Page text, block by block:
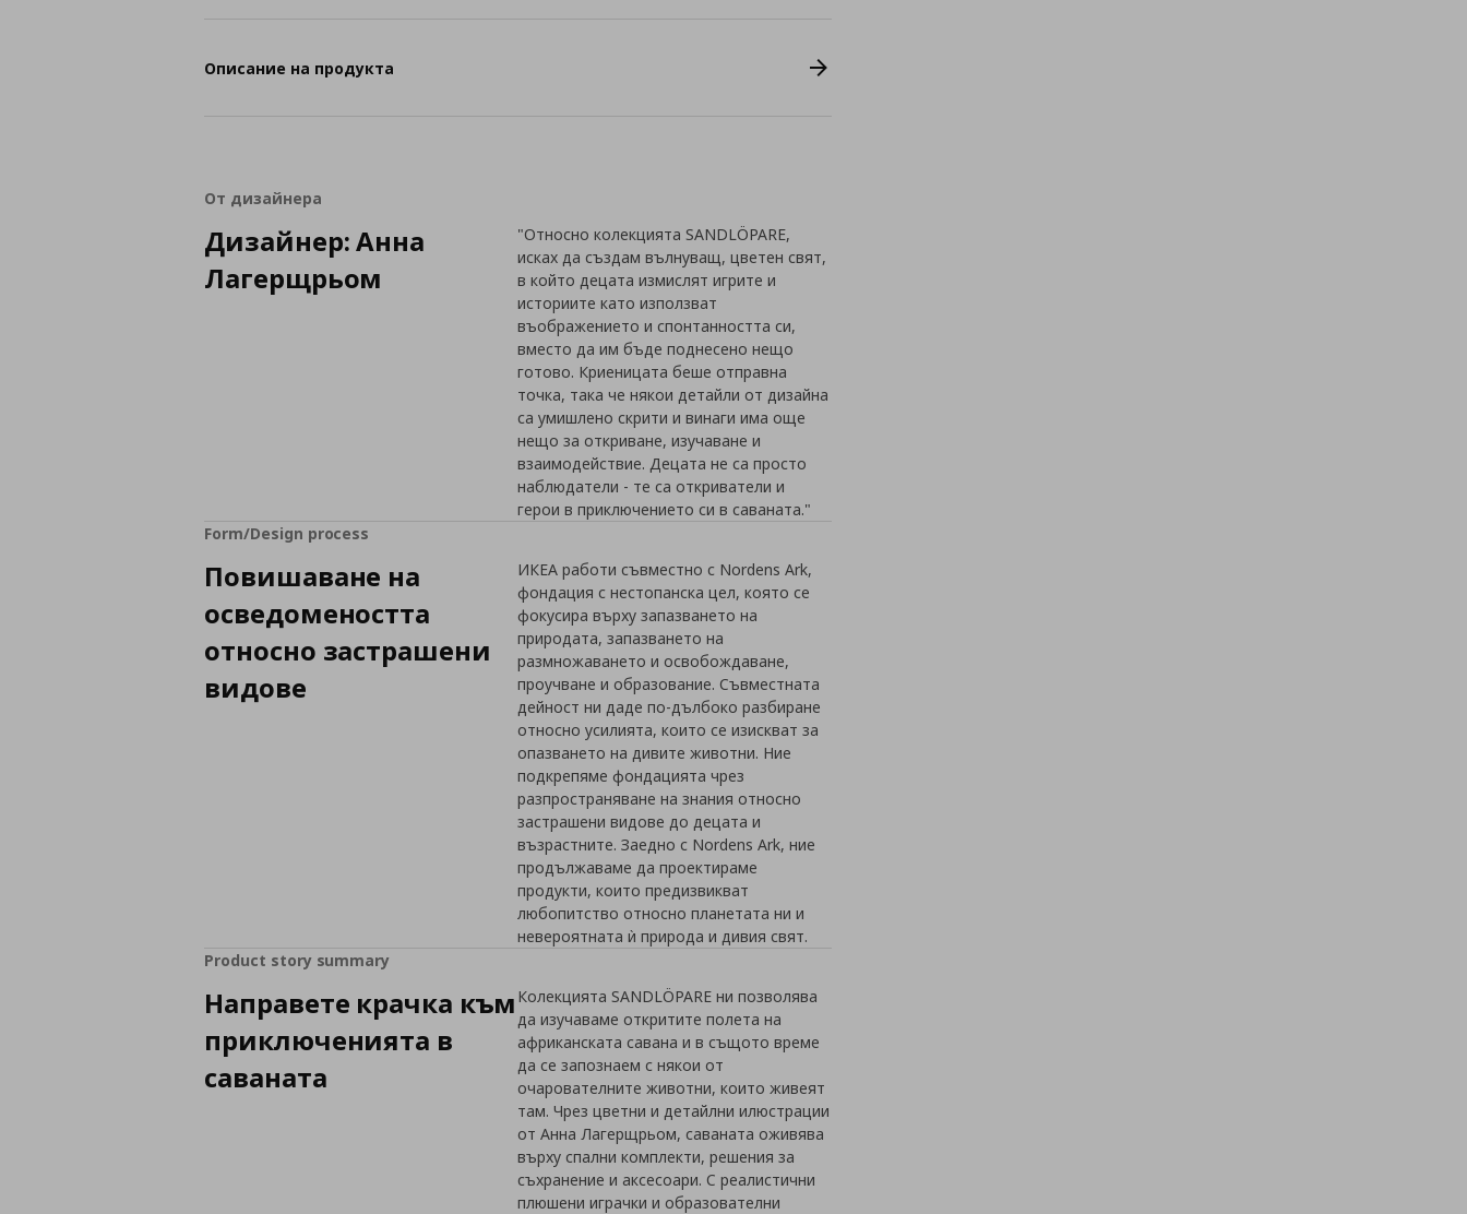
Описание на продукта
От дизайнера
Дизайнер: Анна
Лагерщрьом
"Относно колекцията SANDLÖPARE,
исках да създам вълнуващ, цветен свят,
в който децата измислят игрите и
историите като използват
въображението и спонтанността си,
вместо да им бъде поднесено нещо
готово. Криеницата беше отправна
точка, така че някои детайли от дизайна
са умишлено скрити и винаги има още
нещо за откриване, изучаване и
взаимодействие. Децата не са просто
наблюдатели - те са откриватели и
герои в приключението си в саваната."
Form/Design process
Повишаване на
осведомеността
относно застрашени
видове
ИКЕА работи съвместно с Nordens Ark,
фондация с нестопанска цел, която се
фокусира върху запазването на
природата, запазването на
размножаването и освобождаване,
проучване и образование. Съвместната
дейност ни даде по-дълбоко разбиране
относно усилията, които се изискват за
опазването на дивите животни. Ние
подкрепяме фондацията чрез
разпространяване на знания относно
застрашени видове до децата и
възрастните. Заедно с Nordens Ark, ние
продължаваме да проектираме
продукти, които предизвикват
любопитство относно планетата ни и
невероятната ѝ природа и дивия свят.
Product story summary
Направете крачка към
приключенията в
саваната
Колекцията SANDLÖPARE ни позволява
да изучаваме откритите полета на
африканската савана и в същото време
да се запознаем с някои от
очарователните животни, които живеят
там. Чрез цветни и детайлни илюстрации
от Анна Лагерщрьом, саваната оживява
върху спални комплекти, решения за
съхранение и аксесоари. С реалистични
плюшени играчки и образователни